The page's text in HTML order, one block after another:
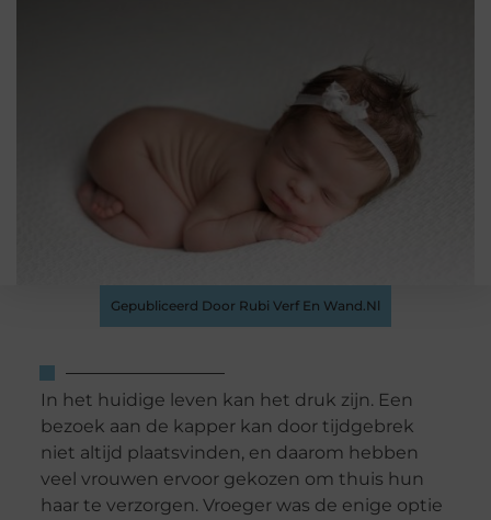
Gepubliceerd Door Rubi Verf En Wand.nl
In het huidige leven kan het druk zijn. Een
bezoek aan de kapper kan door tijdgebrek
niet altijd plaatsvinden, en daarom hebben
veel vrouwen ervoor gekozen om thuis hun
haar te verzorgen. Vroeger was de enige optie